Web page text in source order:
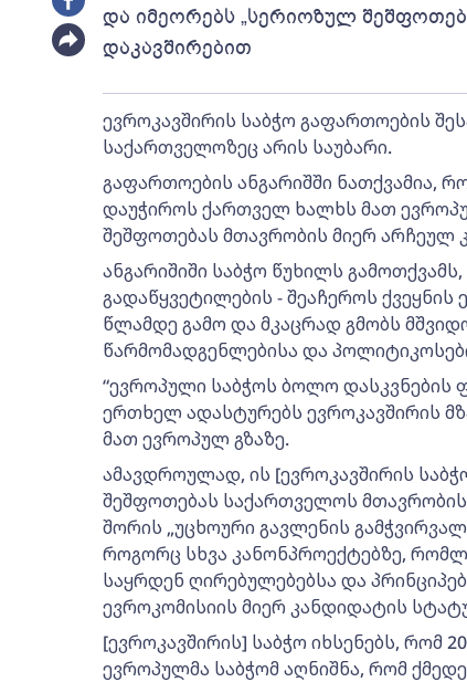
და იმეორებს „სერიოზულ
დაკავშირებით
ევროკავშირის საბჭო გაფართოების
საქართველოზეც არის საუბარი.
გაფართოების ანგარიშში ნათქვამია,
დაუჭიროს ქართველ ხალხს მათ
შეშფოთებას მთავრობის მიერ არჩეულ
ანგარიშიში საბჭო წუხილს
გადაწყვეტილების - შეაჩეროს ქვეყნის
წლამდე გამო და მკაცრად გმობს
წარმომადგენლებისა და
“ევროპული საბჭოს ბოლო დასკვნების
ერთხელ ადასტურებს ევროკავშირის
მათ ევროპულ გზაზე.
ამავდროულად, ის [ევროკავშირის
შეშფოთებას საქართველოს
შორის „უცხოური გავლენის
როგორც სხვა კანონპროექტებზე,
საყრდენ ღირებულებებსა და
ევროკომისიის მიერ კანდიდატის
[ევროკავშირის] საბჭო იხსენებს, რომ
ევროპულმა საბჭომ აღნიშნა, რომ